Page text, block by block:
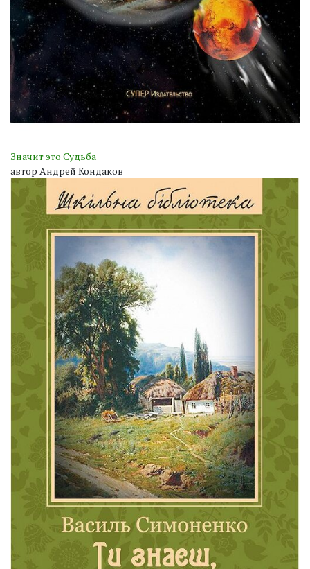
Значит это Судьба
автор Андрей Кондаков